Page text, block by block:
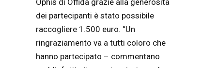
Ophis di Offida grazie alla generosità
dei partecipanti è stato possibile
raccogliere 1.500 euro. “Un
ringraziamento va a tutti coloro che
hanno partecipato – commentano